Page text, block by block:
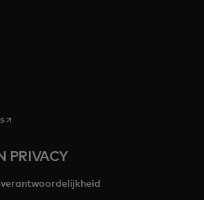
tab
opens in a new tab
PRIVACY